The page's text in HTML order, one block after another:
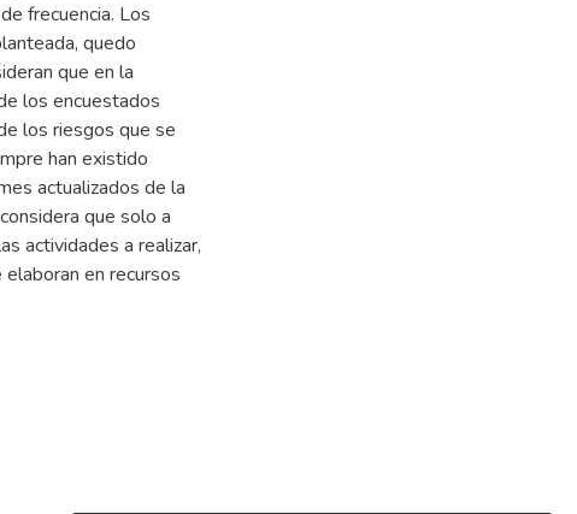
frecuencia. Los
quedo
que en la
los encuestados
los riesgos que se
han existido
actualizados de la
que solo a
actividades a realizar,
en recursos